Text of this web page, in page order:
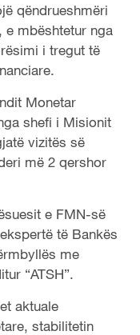
qëndrueshmëri
mbështetur nga
i tregut të
Monetar
shefi i Misionit
vizitës së
më 2 qershor
e FMN-së
të Bankës
me
“ATSH”.
aktuale
stabilitetin